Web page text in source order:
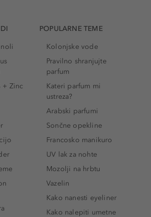
+ Zinc
POPULARNE TEME
Kolonjske vode
Pravilno shranjujte
parfum
Kateri parfum mi
ustreza?
Arabski parfumi
Sončne opekline
Francosko manikuro
UV lak za nohte
Mozolji na hrbtu
Vazelin
Kako nanesti eyeliner
Kako nalepiti umetne